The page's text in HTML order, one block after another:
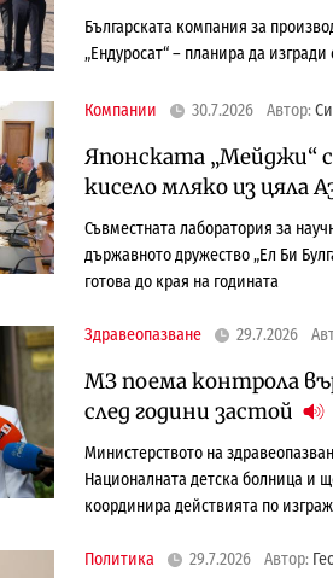
Българската компания за
„Ендуросат“ – планира да
Компании 30.7.2026 Автор:
Японската „Мейджи“
кисело мляко из цяла
Съвместната лаборатория за
държавното дружество „Ел Би
готова до края на годината
Здравеопазване 29.7.2026
МЗ поема контрола
след години застой
Министерството на
Националната детска болница и
координира действията по
Политика 29.7.2026 Автор: